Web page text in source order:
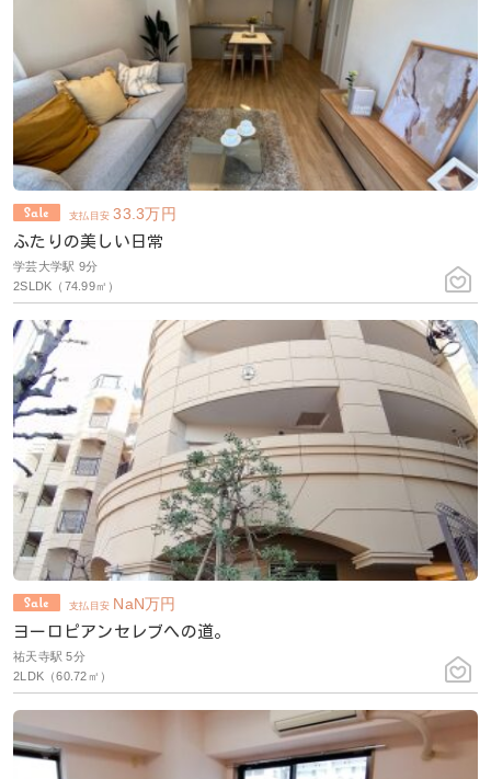
支払目安33.3万円
ふたりの美しい日常
学芸大学駅 9分
2SLDK（74.99㎡）
支払目安 NaN万円
ヨーロピアンセレブへの道。
祐天寺駅 5分
2LDK（60.72㎡）